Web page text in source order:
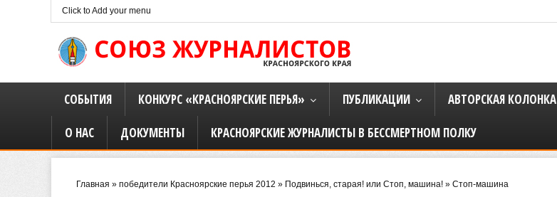
Click to Add your menu
СОБЫТИЯ КОНКУРС «КРАСНОЯРСКИЕ ПЕРЬЯ» ПУБЛИКАЦИИ АВТОРСКАЯ КОЛОНКА
О НАС ДОКУМЕНТЫ КРАСНОЯРСКИЕ ЖУРНАЛИСТЫ В БЕССМЕРТНОМ ПОЛКУ
Главная » победители Красноярские перья 2012 » Подвинься, старая! или Стоп, машина! » Стоп-машина